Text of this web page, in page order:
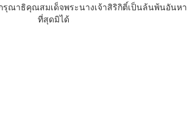
รุณาธิคุณสมเด็จพระนางเจ้าสิริกิติ์เป็นล้นพ้นอันหา
ที่สุดมิได้